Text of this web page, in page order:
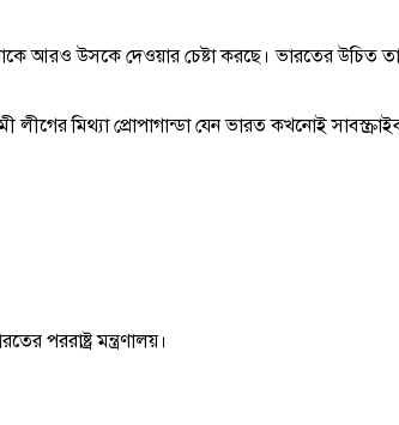
আরও উসকে দেওয়ার চেষ্টা করছে। ভারতের উচিত
মিথ্যা প্রোপাগান্ডা যেন ভারত কখনোই
পররাষ্ট্র মন্ত্রণালয়।